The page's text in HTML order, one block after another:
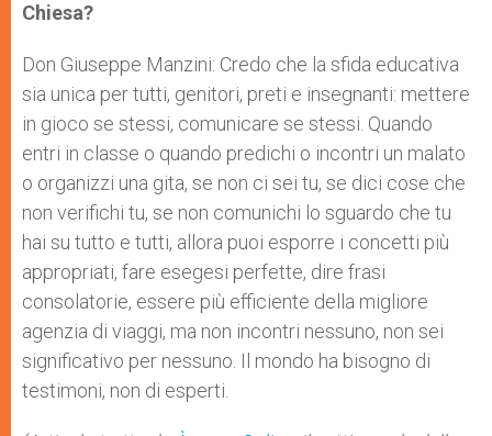
Chiesa?
Don Giuseppe Manzini: Credo che la sfida educativa
sia unica per tutti, genitori, preti e insegnanti: mettere
in gioco se stessi, comunicare se stessi. Quando
entri in classe o quando predichi o incontri un malato
o organizzi una gita, se non ci sei tu, se dici cose che
non verifichi tu, se non comunichi lo sguardo che tu
hai su tutto e tutti, allora puoi esporre i concetti più
appropriati, fare esegesi perfette, dire frasi
consolatorie, essere più efficiente della migliore
agenzia di viaggi, ma non incontri nessuno, non sei
significativo per nessuno. Il mondo ha bisogno di
testimoni, non di esperti.